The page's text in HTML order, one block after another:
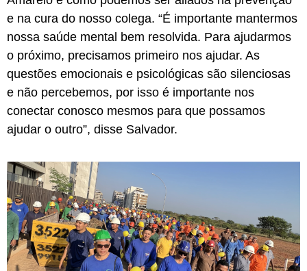
e na cura do nosso colega. “É importante mantermos
nossa saúde mental bem resolvida. Para ajudarmos
o próximo, precisamos primeiro nos ajudar. As
questões emocionais e psicológicas são silenciosas
e não percebemos, por isso é importante nos
conectar conosco mesmos para que possamos
ajudar o outro”, disse Salvador.